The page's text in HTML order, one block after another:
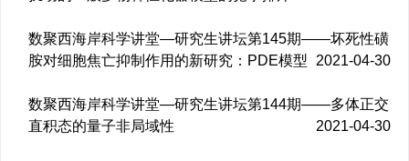
数聚西海岸科学讲堂—研究生讲坛第145期——坏死性磺
胺对细胞焦亡抑制作用的新研究：PDE模型
2021-04-30
数聚西海岸科学讲堂—研究生讲坛第144期——多体正交
直积态的量子非局域性
2021-04-30